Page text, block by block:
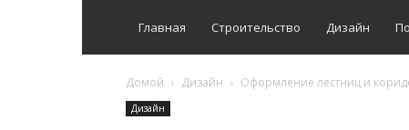
Главная Строительство Дизайн
Домой Дизайн Оформление лестниц и
Дизайн